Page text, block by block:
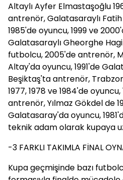
Altaylı Ayfer Elmastaşoğlu
antrenör, Galatasaraylı Fatih
1985'de oyuncu, 1999 ve
Galatasaraylı Gheorghe
futbolcu, 2005'de antrenör,
Altay'da oyuncu, 1991'de
Beşiktaş'ta antrenör,
1977, 1978 ve 1984'de
antrenör, Yılmaz Gökdel de
Galatasaray'da oyuncu,
teknik adam olarak kupaya
-3 FARKLI TAKIMLA FİNAL
Kupa geçmişinde bazı